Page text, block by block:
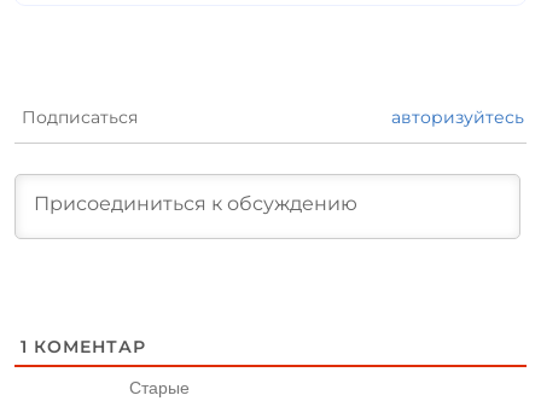
Подписаться авторизуйтесь
1 КОМЕНТАР
Старые